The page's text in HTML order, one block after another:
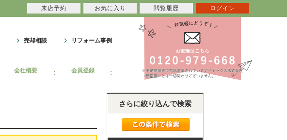
売却相談 リフォーム事例
会社概要 会員登録
さらに絞り込んで検索
来店予約 お気に入り 閲覧履歴 ログイン